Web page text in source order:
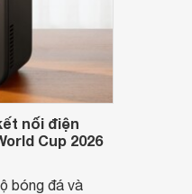
Duhal
đ
bán
nối điện
Cup 2026
bóng đá và